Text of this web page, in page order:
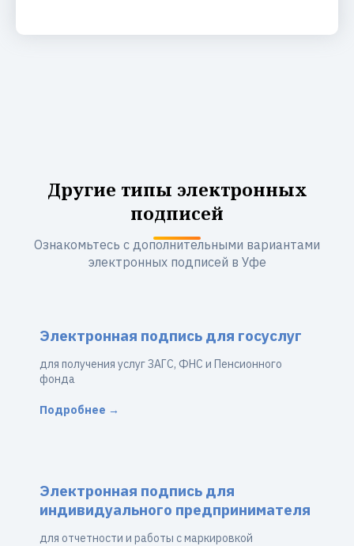
Другие типы электронных
подписей
Ознакомьтесь с дополнительными вариантами
электронных подписей в Уфе
Электронная подпись для госуслуг
для получения услуг ЗАГС, ФНС и Пенсионного
фонда
Подробнее →
Электронная подпись для
индивидуального предпринимателя
для отчетности и работы с маркировкой